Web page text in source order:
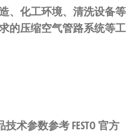
、化工环境、清洗设备等
的压缩空气管路系统等工
技术参数参考 FESTO 官方